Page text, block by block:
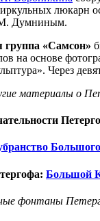
люкарн
Думниным.
группа «Самсон»
на основе
Через
материалы о
Большой
фонтаны